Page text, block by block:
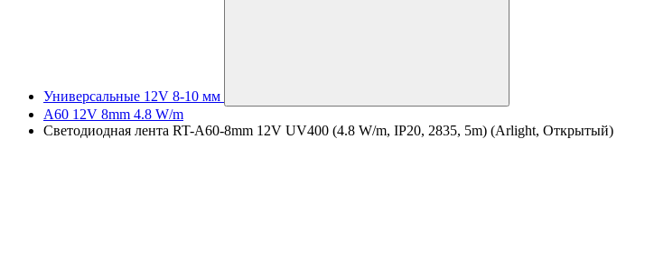
Универсальные 12V 8-10 мм
A60 12V 8mm 4.8 W/m
Светодиодная лента RT-A60-8mm 12V UV400 (4.8 W/m, IP20, 2835, 5m) (Arlight, Открытый)